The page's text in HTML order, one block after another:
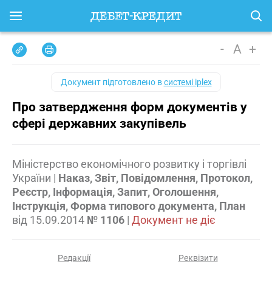
- A +
Документ підготовлено всистемі iplex
Про затвердження форм документів у
сфері державних закупівель
Міністерство економічного розвитку і торгівлі
України | Наказ, Звіт, Повідомлення, Протокол,
Реєстр, Інформація, Запит, Оголошення,
Інструкція, Форма типового документа, План
від 15.09.2014 № 1106 | Документ не діє
Редакції Реквізити